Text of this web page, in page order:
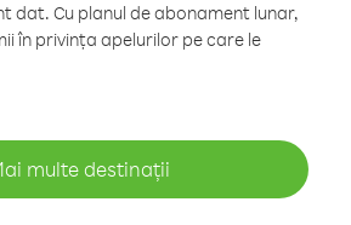
dat. Cu planul de abonament lunar,
în privința apelurilor pe care le
multe destinații